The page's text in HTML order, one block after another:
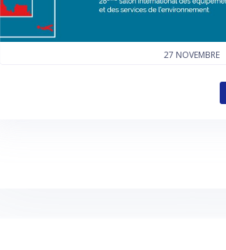
27 NOVEMBRE